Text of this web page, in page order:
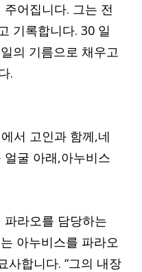
어집니다. 그는 전
기록합니다. 30 일
의 기름으로 채우고
.
서 고인과 함께,네
굴 아래,아누비스
라오를 담당하는
아누비스를 파라오
사합니다. “그의 내장